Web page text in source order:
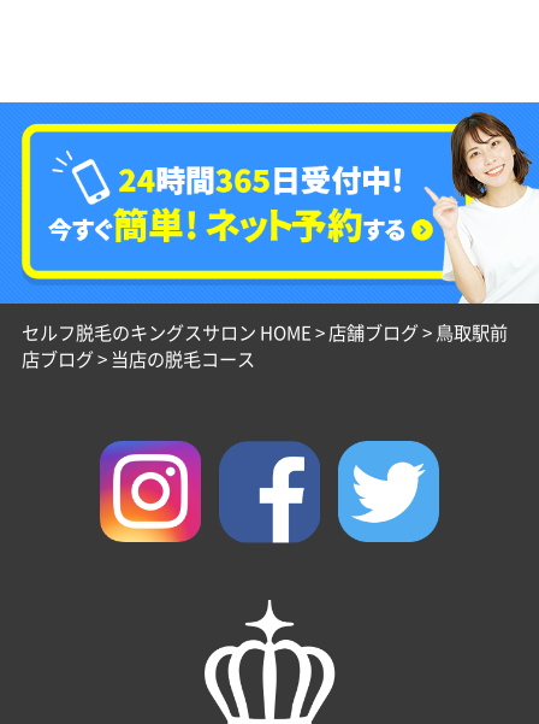
セルフ脱毛のキングスサロン HOME>店舗ブログ> 鳥取駅前
店ブログ> 当店の脱毛コース